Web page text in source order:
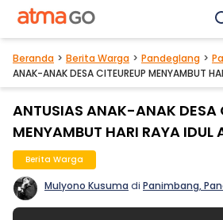
Beranda Berita Warga Pandeglang
ANAK-ANAK DESA CITEUREUP MENYAMBUT
ANTUSIAS ANAK-ANAK DESA
MENYAMBUT HARI RAYA IDUL
Berita Warga
Mulyono Kusuma di Panimbang,